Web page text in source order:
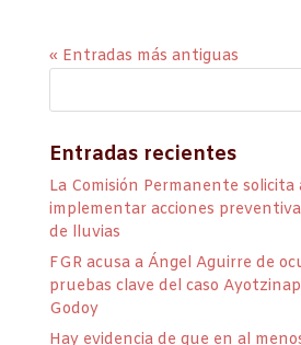
« Entradas más antiguas
Entradas recientes
La Comisión Permanente
implementar acciones
de lluvias
FGR acusa a Ángel Aguirre de
pruebas clave del caso
Godoy
Hay evidencia de que en al